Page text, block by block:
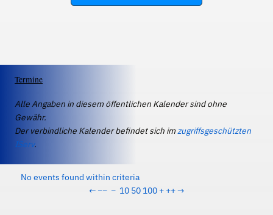
Termine
Alle Angaben in diesem öffentlichen Kalender sind ohne
Gewähr.
Der verbindliche Kalender befindet sich imzugriffsgeschützten
IServ.
No events found within criteria
← −− − 10 50 100 + ++→